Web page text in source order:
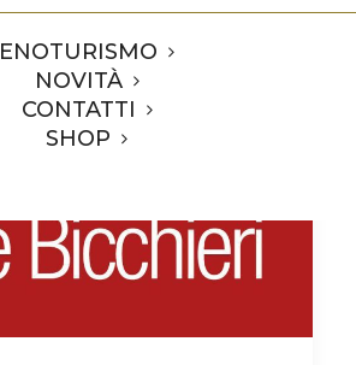
ENOTURISMO
NOVITÀ
CONTATTI
SHOP